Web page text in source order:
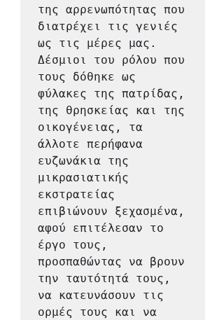
της αρρενωπότητας που
διατρέχει τις γενιές
ως τις μέρες μας.
Δέσμιοι του ρόλου που
τους δόθηκε ως
φύλακες της πατρίδας,
της θρησκείας και της
οικογένειας, τα
άλλοτε περήφανα
ευζωνάκια της
μικρασιατικής
εκστρατείας
επιβιώνουν ξεχασμένα,
αφού επιτέλεσαν το
έργο τους,
προσπαθώντας να βρουν
την ταυτότητά τους,
να κατευνάσουν τις
ορμές τους και να